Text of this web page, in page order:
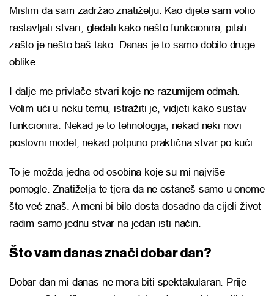
Mislim da sam zadržao znatiželju. Kao dijete sam volio
rastavljati stvari, gledati kako nešto funkcionira, pitati
zašto je nešto baš tako. Danas je to samo dobilo druge
oblike.
I dalje me privlače stvari koje ne razumijem odmah.
Volim ući u neku temu, istražiti je, vidjeti kako sustav
funkcionira. Nekad je to tehnologija, nekad neki novi
poslovni model, nekad potpuno praktična stvar po kući.
To je možda jedna od osobina koje su mi najviše
pomogle. Znatiželja te tjera da ne ostaneš samo u onome
što već znaš. A meni bi bilo dosta dosadno da cijeli život
radim samo jednu stvar na jedan isti način.
Što vam danas znači dobar dan?
Dobar dan mi danas ne mora biti spektakularan. Prije